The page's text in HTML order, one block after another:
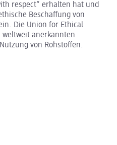
respect“ erhalten hat und
Beschaffung von
Die Union for Ethical
weltweit anerkannten
von Rohstoffen.